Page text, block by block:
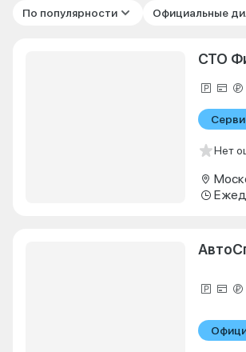
По популярности Официальные
СТО
Нет